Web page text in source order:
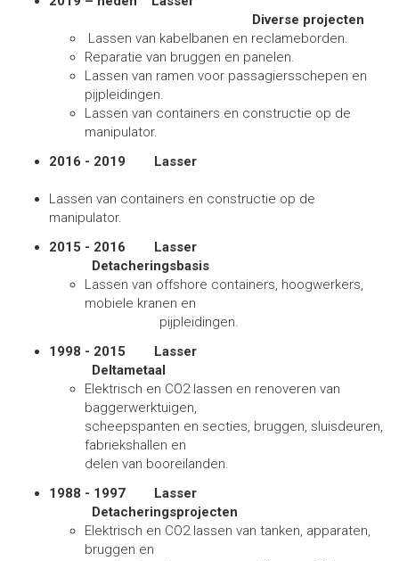
Diverse projecten
Lassen van kabelbanen en reclameborden.
Reparatie van bruggen en panelen.
Lassen van ramen voor passagiersschepen en
pijpleidingen.
Lassen van containers en constructie op de
manipulator.
2016 - 2019 Lasser
Lassen van containers en constructie op de
manipulator.
2015 - 2016 Lasser
Detacheringsbasis
Lassen van offshore containers, hoogwerkers,
mobiele kranen en
pijpleidingen.
1998 - 2015 Lasser
Deltametaal
Elektrisch en CO2 lassen en renoveren van
baggerwerktuigen,
scheepspanten en secties, bruggen, sluisdeuren,
fabriekshallen en
delen van booreilanden.
1988 - 1997 Lasser
Detacheringsprojecten
Elektrisch en CO2 lassen van tanken, apparaten,
bruggen en